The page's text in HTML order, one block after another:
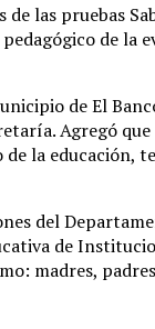
las pruebas
de la
de El
Agregó
la educación,
del
de
madres,